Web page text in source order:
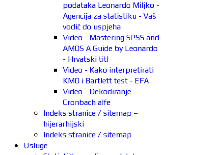
podataka Leonardo Miljko -
Agencija za statistiku - Vaš
vodič do uspjeha
Video - Mastering SPSS and
AMOS A Guide by Leonardo
- Hrvatski titl
Video - Kako interpretirati
KMO i Bartlett test - EFA
Video - Dekodiranje
Cronbach alfe
Indeks stranice / sitemap –
hijerarhijski
Indeks stranice / sitemap
Usluge